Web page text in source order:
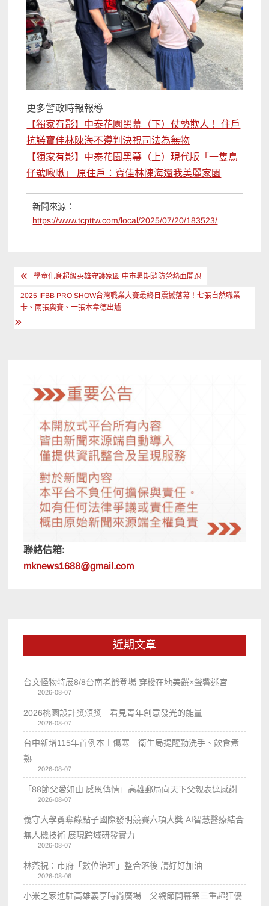
更多警政時報報導
【獨家有影】中泰花園黑幕（下）仗勢欺人！ 住戶
抗議寶佳林陳海不遵判決視司法為無物
【獨家有影】中泰花園黑幕（上）現代版「一隻鳥
仔號啾啾」 原住戶：寶佳林陳海還我美麗家園
新聞來源：
https://www.tcpttw.com/local/2025/07/20/183523/
文
章
導
學童化身超級英雄守護家園 中市暑期消防營熱血開跑
2025 IFBB PRO SHOW台灣職業大賽最終日震撼落幕！七張自然職業
卡、兩張奧賽、一張本韋德出爐
聯絡信箱:
mknews1688@gmail.com
近期文章
台文怪物特展8/8台南老爺登場 穿梭在地美饌×聲響迷宮
2026-08-07
2026桃園設計獎頒獎 看見青年創意發光的能量
2026-08-07
台中新增115年首例本土傷寒 衛生局提醒勤洗手、飲食煮
熟
2026-08-07
「88節父愛如山 感恩傳情」高雄郵局向天下父親表達感謝
2026-08-07
義守大學勇奪綠點子國際發明競賽六項大獎 AI智慧醫療結合
無人機技術 展現跨域研發實力
2026-08-07
林燕祝：市府「數位治理」整合落後 請好好加油
2026-08-06
小米之家進駐高雄義享時尚廣場 父親節開幕祭三重超狂優